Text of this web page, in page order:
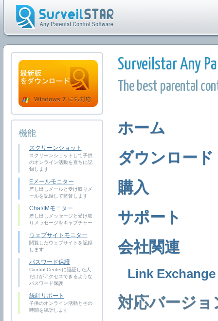
機能
スクリーンショット
スクリーンショットして子供
のオンライン活動を直ちに記
録します
Eメールモニター
差し出しメールと受け取りメ
ールを記録して監督します
Chat/IMモニター
差し出しメッセージと受け取
りメッセージをキャプチャー
ウェブサイトモニター
閲覧したウェブサイトを記録
します
パスワード保護
Control Centerに認証した人
だけがアクセスできるような
パスワード保護
統計リポート
子供のオンライン活動とその
時間を統計します
Surveilstar Any
The best parental
ホーム
ダウンロード
購入
サポート
会社関連
Link Exchange
対応バージョ